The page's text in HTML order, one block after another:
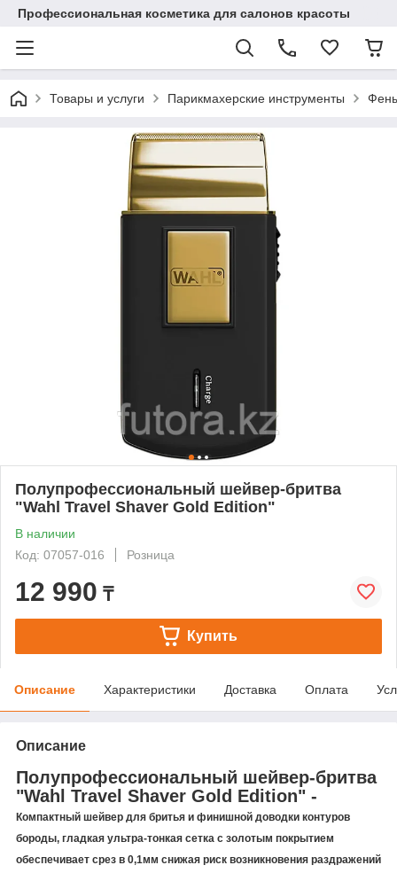
Профессиональная косметика для салонов красоты
Товары и услуги Парикмахерские инструменты
Полупрофессиональный шейвер-бритва
"Wahl Travel Shaver Gold Edition"
В наличии
Код: 07057-016
Розница
12 990 ₸
Купить
Описание Характеристики Доставка Оплата
Описание
Полупрофессиональный шейвер-бритва
"Wahl Travel Shaver Gold Edition" -
Компактный шейвер для бритья и финишной доводки контуров
бороды, гладкая ультра-тонкая сетка с золотым покрытием
обеспечивает срез в 0,1мм снижая риск возникновения раздражений